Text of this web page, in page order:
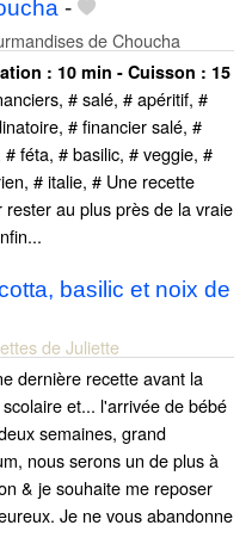
-
de Choucha
: 10 min - Cuisson : 15
# salé, # apéritif, #
# financier salé, #
# féta, # basilic, # veggie, #
# italie, # Une recette
au plus près de la vraie
basilic et noix de
de Juliette
dernière recette avant la
et... l'arrivée de bébé
semaines, grand
nous serons un de plus à
& je souhaite me reposer
Je ne vous abandonne